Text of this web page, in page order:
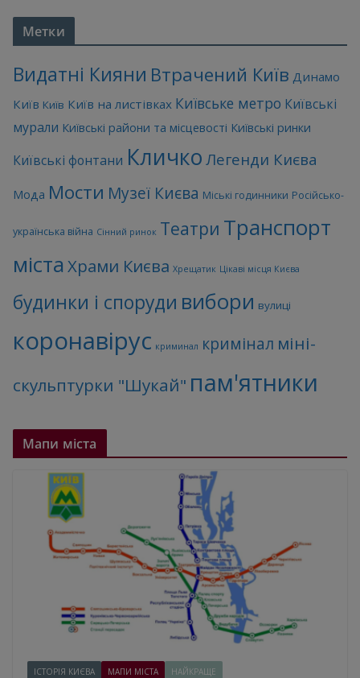
Метки
Видатні Кияни Втрачений Київ Динамо
Київ Київ Київ на листівках Київське метро Київські
мурали Київські райони та місцевості Київські ринки
Київські фонтани Кличко Легенди Києва
Мода Мости Музеї Києва Міські годинники Російсько-
українська війна Сінний ринок Театри Транспорт
міста Храми Києва Хрещатик Цікаві місця Києва
будинки і споруди вибори вулиці
коронавірус криминал кримінал міні-
скульптурки "Шукай" пам'ятники
Мапи міста
ІСТОРІЯ КИЄВА МАПИ МІСТА НАЙКРАЩЕ